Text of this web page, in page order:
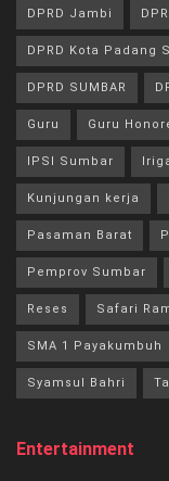
DPRD Jambi
DPRD Kota Padang
DPRD SUMBAR
Guru Guru
IPSI Sumbar
Kunjungan kerja
Pasaman Barat
Pemprov Sumbar
Reses Safari
SMA 1 Payakumbuh
Syamsul Bahri
Entertainment